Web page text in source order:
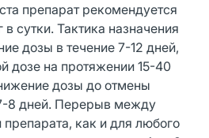
препарат рекомендуется
сутки. Тактика назначения
дозы в течение 7-12 дней,
дозе на протяжении 15-40
дозы до отмены
8 дней. Перерыв между
как и для любого